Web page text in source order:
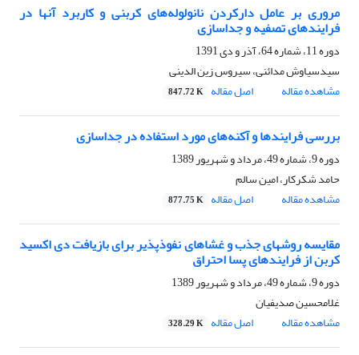
مروری بر عامل دارکردن نانولوله‌های کربنی و کاربرد آنها در
فرایندهای تصفیه و جداسازی
دوره 11، شماره 64، آذر و دی 1391
سیدسیاوش مدائنی، سیروس زین الدینی
مشاهده مقاله
اصل مقاله 847.72 K
بررسی فرایندها و آکنه‌های مورد استفاده در جداسازی
دوره 9، شماره 49، مرداد و شهریور 1389
حامد شکرکار، امین سالم
مشاهده مقاله
اصل مقاله 877.75 K
مقایسه روشهای جذب و غشاهای نفوذپذیر برای بازیافت دی اکسید
کربن از فرایندهای پسا احتراق
دوره 9، شماره 49، مرداد و شهریور 1389
غلامحسین صدیفیان
مشاهده مقاله
اصل مقاله 328.29 K